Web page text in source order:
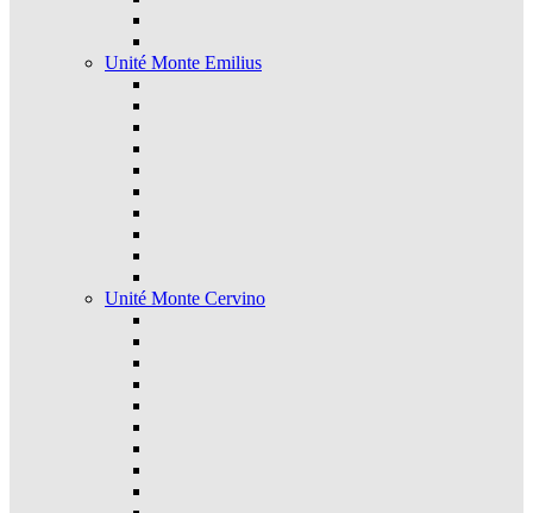
Unité Monte Emilius
Unité Monte Cervino